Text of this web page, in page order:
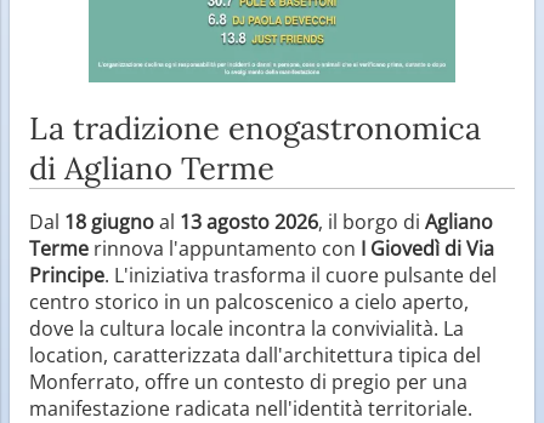
La tradizione enogastronomica
di Agliano Terme
Dal 18 giugnoal 13 agosto 2026, il borgo di Agliano
Terme rinnova l'appuntamento con I Giovedì di Via
Principe. L'iniziativa trasforma il cuore pulsante del
centro storico in un palcoscenico a cielo aperto,
dove la cultura locale incontra la convivialità. La
location, caratterizzata dall'architettura tipica del
Monferrato, offre un contesto di pregio per una
manifestazione radicata nell'identità territoriale.